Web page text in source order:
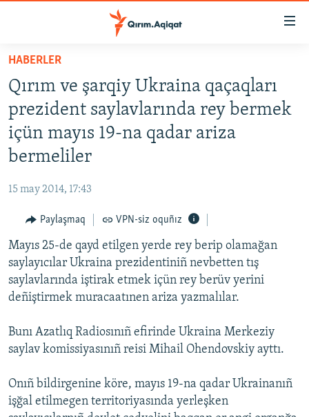
Esas
qaytmaq
Baş
navigatsiyağa
qaytmaq
Qıdıruvğa
SİYASET
İQTİSADİYAT
İNSAN AQLARI
VİDEO
SÜRET
BLOGLAR
FİKİR
Русский
Українською
QOŞULIÑIZ!
HABERLER
Qırım ve şarqiy Ukraina qaçaqları
prezident saylavlarında rey bermek
içün mayıs 19-na qadar ariza
bermeliler
15 may 2014, 17:43
Paylaşmaq VPN-siz oquñız
Mayıs 25-de qayd etilgen yerde rey berip olamağan
saylayıcılar Ukraina prezidentiniñ nevbetten tış
saylavlarında iştirak etmek içün rey berüv yerini
deñiştirmek muracaatınen ariza yazmalılar.
Bunı Azatlıq Radiosınıñ efirinde Ukraina Merkeziy
saylav komissiyasınıñ reisi Mihail Ohendovskiy ayttı.
Onıñ bildirgenine köre, mayıs 19-na qadar Ukrainanıñ
işğal etilmegen territoriyasında yerleşken